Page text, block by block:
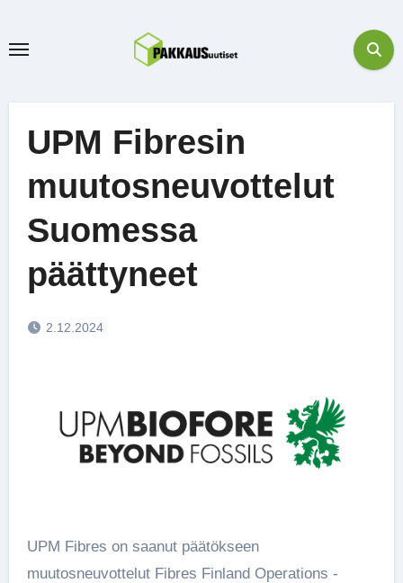
UPM Fibresin
muutosneuvottelut
Suomessa
päättyneet
2.12.2024
UPM Fibres on saanut päätökseen
muutosneuvottelut Fibres Finland Operations -